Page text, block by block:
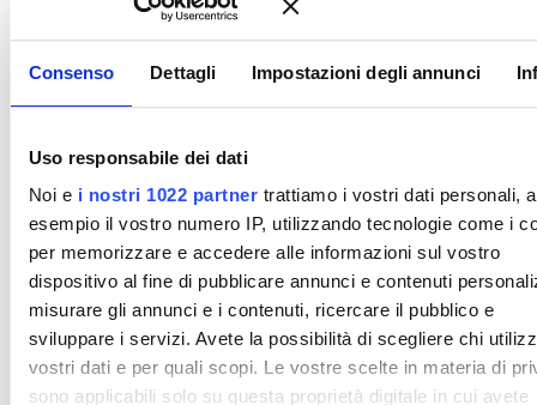
Consenso Dettagli Impostazioni degli annunci
Uso responsabile dei dati
Noi e i nostri 1022 partnertrattiamo i vostri dati personali,
esempio il vostro numero IP, utilizzando tecnologie come i
per memorizzare e accedere alle informazioni sul vostro
dispositivo al fine di pubblicare annunci e contenuti
misurare gli annunci e i contenuti, ricercare il pubblico e
sviluppare i servizi. Avete la possibilità di scegliere chi
vostri dati e per quali scopi. Le vostre scelte in materia di
sono applicabili solo su questa proprietà digitale in cui avete